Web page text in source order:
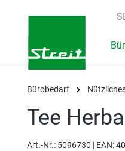
Zur
Bürobedarf
Tee
Art.-Nr.: 5096730 | EAN: